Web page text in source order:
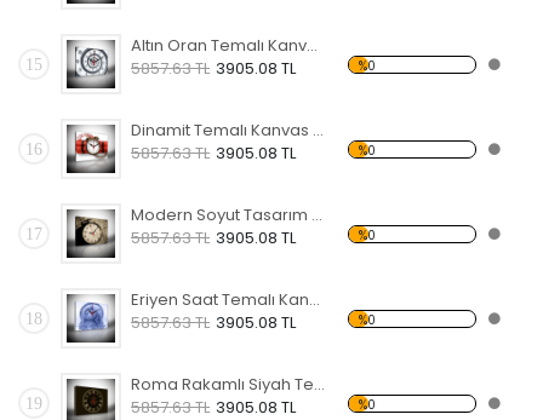
15
Altın Oran Temalı Kanvas Saat
5857.63 TL 3905.08 TL %0
16
Dinamit Temalı Kanvas Saat
5857.63 TL 3905.08 TL %0
17
Modern Soyut Tasarım 19 Temalı Kanvas Saat
5857.63 TL 3905.08 TL %0
18
Eriyen Saat Temalı Kanvas Saat
5857.63 TL 3905.08 TL %0
19
Roma Rakamlı Siyah Temalı Kanvas Saat
5857.63 TL 3905.08 TL %0